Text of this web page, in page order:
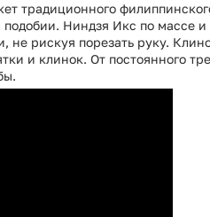
традиционного
Ниндзя Икс по массе
рискуя порезать руку.
и клинок. От постоянного